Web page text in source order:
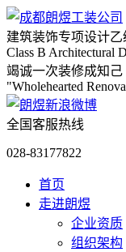
建筑装饰专项设计乙
Class B Architectural
竭诚一次装修成知己
"Wholehearted
全国客服热线
028-83177822
首页
走进朗煜
企业资质
组织架构